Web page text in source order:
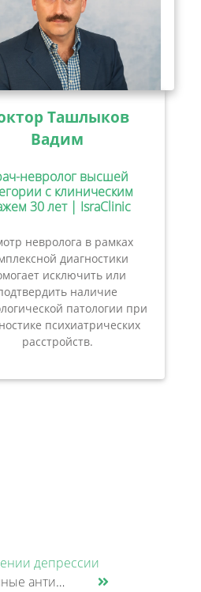
Ташлыков
Вадим
невролог высшей
с клиническим
30 лет | IsraClinic
невролога в рамках
диагностики
исключить или
наличие
патологии при
психиатрических
расстройств.
депрессии
Новый анализ показал, что атипичные антипсихотики, которые иногда добавляют к антидепрессантам при большом депрессивном......